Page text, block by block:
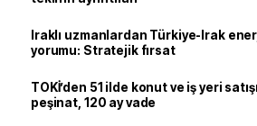
Iraklı uzmanlardan Türkiye-Irak
yorumu: Stratejik fırsat
TOKİ’den 51 ilde konut ve iş yeri
peşinat, 120 ay vade